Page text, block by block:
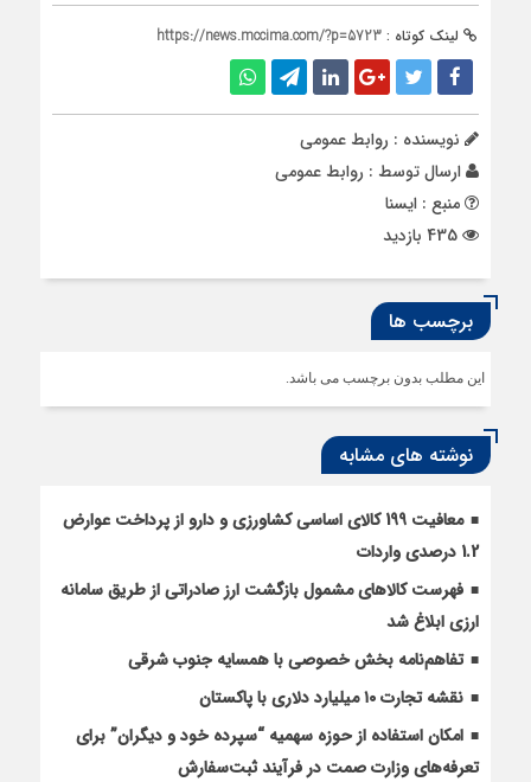
لینک کوتاه : https://news.mccima.com/?p=5723
نویسنده : روابط عمومی
ارسال توسط : روابط عمومی
منبع : ایسنا
برچسب ها
این مطلب بدون برچسب می باشد.
نوشته های مشابه
معافیت 199 کالای اساسی کشاورزی و دارو از پرداخت عوارض
1.2 درصدی واردات
فهرست کالاهای مشمول بازگشت ارز صادراتی از طریق سامانه
ارزی ابلاغ شد
تفاهم‌نامه بخش خصوصی با همسایه جنوب شرقی
نقشه تجارت ۱۰‌ میلیارد دلاری با پاکستان
امکان استفاده از حوزه سهمیه “سپرده خود و دیگران” برای
تعرفه‌های وزارت صمت در فرآیند ثبت‌سفارش